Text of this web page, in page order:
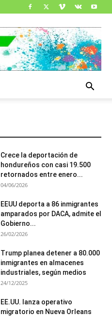
Crece la deportación de
hondureños con casi 19.500
retornados entre enero...
04/06/2026
EEUU deporta a 86 inmigrantes
amparados por DACA, admite el
Gobierno...
26/02/2026
Trump planea detener a 80.000
inmigrantes en almacenes
industriales, según medios
24/12/2025
EE.UU. lanza operativo
migratorio en Nueva Orleans